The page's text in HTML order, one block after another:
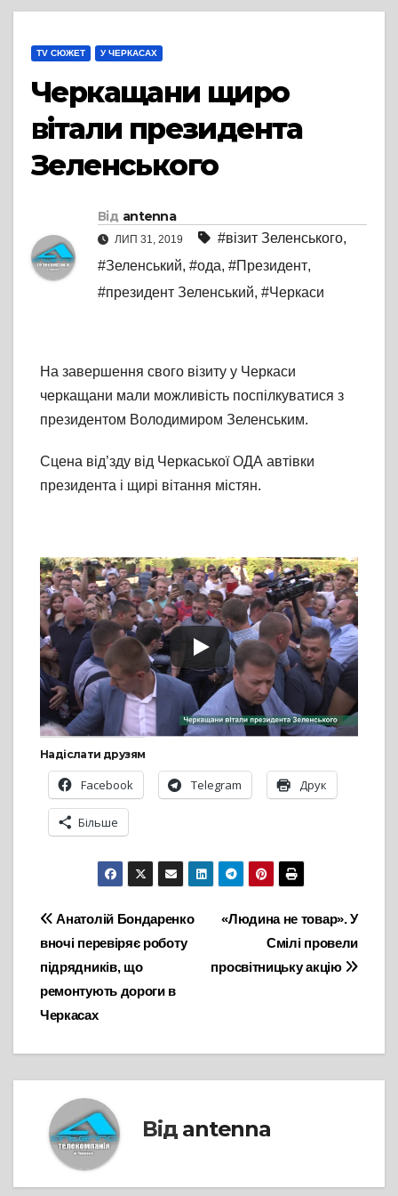
TV СЮЖЕТ У ЧЕРКАСАХ
Черкащани щиро
вітали президента
Зеленського
Від antenna
ЛИП 31, 2019 #візит Зеленського,
#Зеленський, #ода, #Президент,
#президент Зеленський, #Черкаси
На завершення свого візиту у Черкаси
черкащани мали можливість поспілкуватися з
президентом Володимиром Зеленським.
Сцена від’зду від Черкаської ОДА автівки
президента і щирі вітання містян.
Надіслати друзям
Facebook Telegram Друк
Більше
Навігація
записів
«Людина не товар». У
Смілі провели
просвітницьку акцію
Анатолій Бондаренко
вночі перевіряє роботу
підрядників, що
ремонтують дороги в
Черкасах
Від antenna